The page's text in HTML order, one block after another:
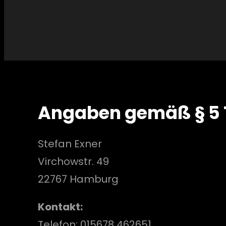
Angaben gemäß § 5
Stefan Exner
Virchowstr. 49
22767 Hamburg
Kontakt: